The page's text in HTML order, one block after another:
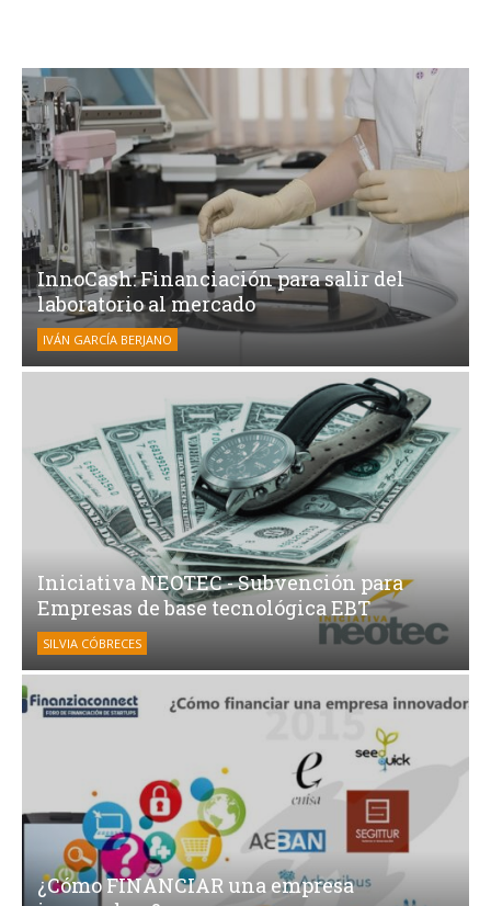
InnoCash: Financiación para salir del
laboratorio al mercado
IVÁN GARCÍA BERJANO
Iniciativa NEOTEC - Subvención para
Empresas de base tecnológica EBT
SILVIA CÓBRECES
¿Cómo FINANCIAR una empresa